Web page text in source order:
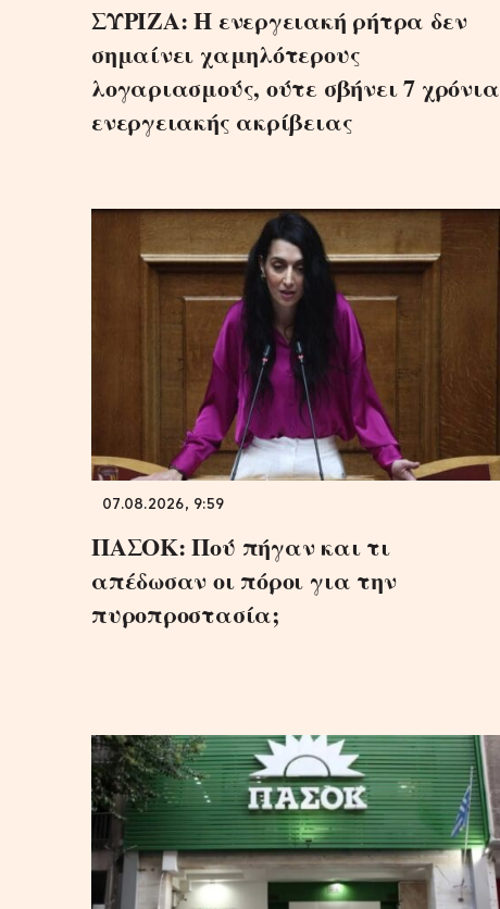
ΣΥΡΙΖΑ: Η ενεργειακή ρήτρα δεν
σημαίνει χαμηλότερους
λογαριασμούς, ούτε σβήνει 7 χρόνια
ενεργειακής ακρίβειας
07.08.2026, 9:59
ΠΑΣΟΚ: Πού πήγαν και τι
απέδωσαν οι πόροι για την
πυροπροστασία;